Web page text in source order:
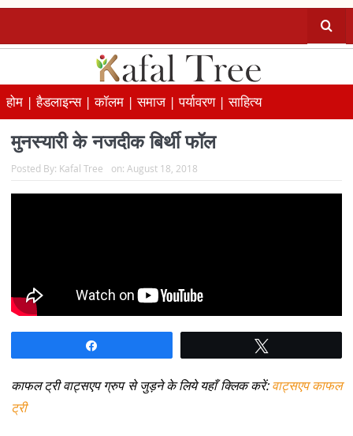
होम |हैडलाइन्स |कॉलम |समाज |पर्यावरण |साहित्य
मुनस्यारी के नजदीक बिर्थी फॉल
Posted By: Kafal Tree on: August 18, 2018
काफल ट्री वाट्सएप ग्रुप से जुड़ने के लिये यहाँ क्लिक करें:वाट्सएप काफल
ट्री